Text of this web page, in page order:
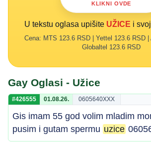
KLIKNI OVDE
U tekstu oglasa upišite UŽICE i
Cena: MTS 123.6 RSD | Yettel 123.6 RSD |
Globaltel 123.6 RSD
Gay Oglasi - Užice
#426555 01.08.26. 0605640XXX
Gis imam 55 god volim mladim
pusim i gutam spermu uzice